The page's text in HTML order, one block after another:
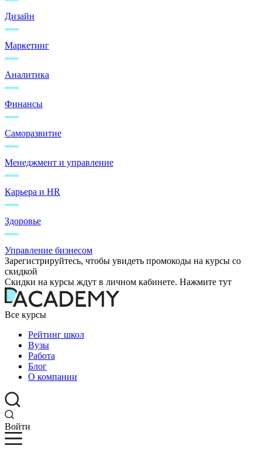
Дизайн
Маркетинг
Аналитика
Финансы
Саморазвитие
Менеджмент и управление
Карьера и HR
Здоровье
Управление бизнесом
Зарегистрируйтесь, чтобы увидеть промокоды на курсы со
скидкой
Скидки на курсы ждут в личном кабинете. Нажмите тут
Все курсы
Рейтинг школ
Вузы
Работа
Блог
О компании
Войти